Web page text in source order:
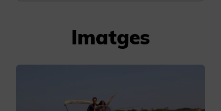
Imatges